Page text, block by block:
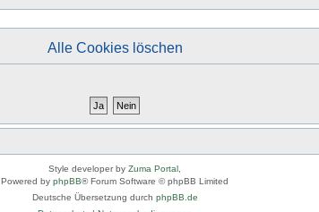
Alle Cookies löschen
Style developer by Zuma Portal
Powered by phpBB® Forum Software © phpBB Limited
Deutsche Übersetzung durch phpBB.de